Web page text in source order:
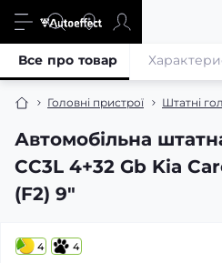
Головні пристрої Штатні
Автомобільна
CC3L 4+32 Gb Kia
(F2) 9"
Все про товар
4 4